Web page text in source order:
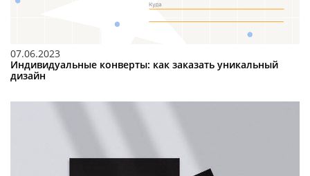
07.06.2023
Индивидуальные конверты: как заказать уникальный
дизайн